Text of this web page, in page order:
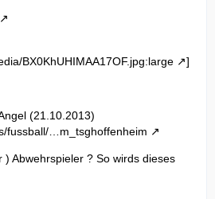
BX0KhUHIMAA17OF.jpg:large
]
(21.10.2013)
fussball/…m_tsghoffenheim
Abwehrspieler ? So wirds dieses